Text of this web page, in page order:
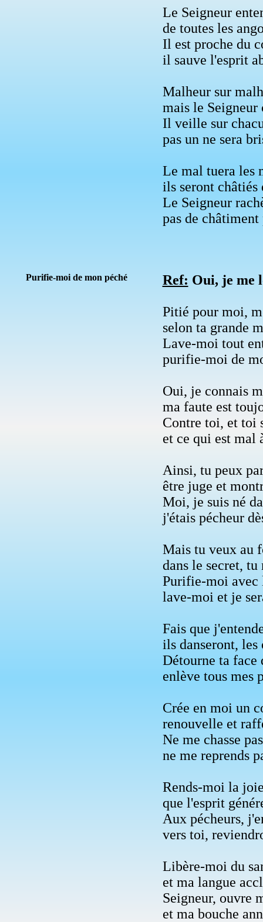
Le Seigneur
de toutes les
Il est proche du
il sauve l'esprit
Malheur sur
mais le
Il veille sur
pas un ne sera
Le mal tuera les
ils seront
Le Seigneur
pas de
Purifie-moi de mon péché Ref: Oui, je me
Pitié pour moi,
selon ta grande
Lave-moi tout
purifie-moi de
Oui, je connais
ma faute est
Contre toi, et toi
et ce qui est mal
Ainsi, tu peux
être juge et
Moi, je suis né
j'étais pécheur
Mais tu veux au
dans le secret, tu
Purifie-moi avec
lave-moi et je
Fais que
ils danseront, les
Détourne ta face
enlève tous mes
Crée en moi un
renouvelle et
Ne me chasse
ne me reprends
Rends-moi la
que l'esprit
Aux pécheurs,
vers toi,
Libère-moi du
et ma langue
Seigneur, ouvre
et ma bouche